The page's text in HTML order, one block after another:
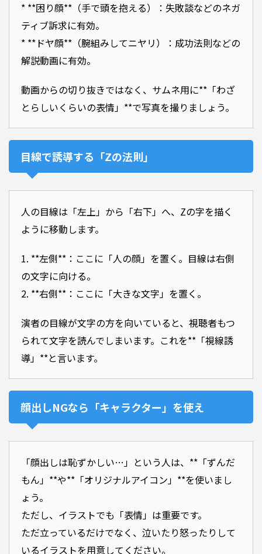
* **困り顔**（手で頭を抱える）：失敗談などのネガ
ティブ訴求に有効。
* **ドヤ顔**（腕組みしてニヤリ）：成功法則などの
解説動画に有効。
動画からの切り抜きではなく、サムネ用に**「わざ
とらしいくらいの表情」**で写真を撮りましょう。
目線で誘導する「Zの法則」
人の目線は「左上」から「右下」へ、Zの字を描く
ように移動します。
1. **左側**：ここに「人の顔」を置く。目線は右側
の文字に向ける。
2. **右側**：ここに「大きな文字」を置く。
演者の目線が文字の方を向いていると、視聴者もつ
られて文字を読んでしまいます。これを**「視線誘
導」**と言います。
顔出しNGなら「キャラクター」を使え
「顔出しは恥ずかしい…」という人は、**「ずんだ
もん」**や**「オリジナルアイコン」**を使いまし
ょう。
ただし、イラストでも「表情」は重要です。
ただ立っているだけでなく、泣いたり怒ったりして
いるイラストを用意してください。